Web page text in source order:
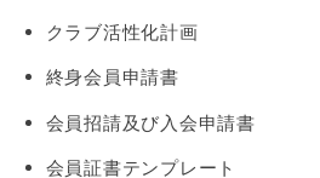
クラブ活性化計画
終身会員申請書
会員招請及び入会申請書
会員証書テンプレート